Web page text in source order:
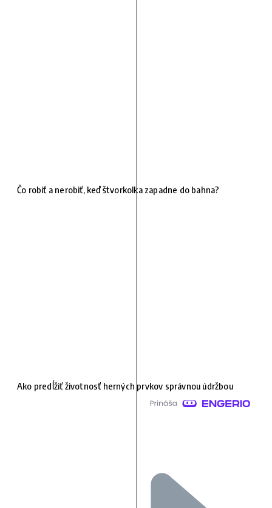
Čo robiť a nerobiť, keď štvorkolka zapadne do bahna?
Ako predĺžiť životnosť herných prvkov správnou údržbou